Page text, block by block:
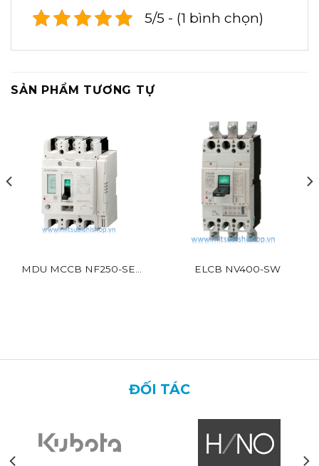
5/5 - (1 bình chọn)
SẢN PHẨM TƯƠNG TỰ
MDU MCCB NF250-SEV
ELCB NV400-SW
ĐỐI TÁC